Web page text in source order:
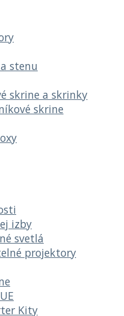
stenu
skrine a skrinky
skrine
izby
svetlá
projektory
Kity